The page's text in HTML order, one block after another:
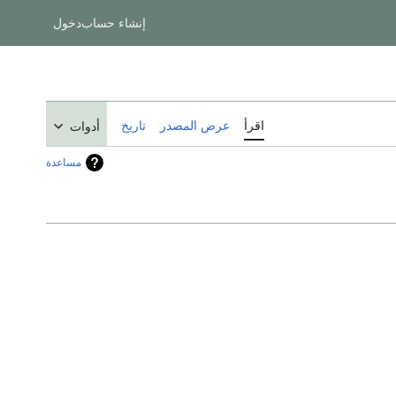
إنشاء حسابدخول
اقرأ عرض المصدر تاريخ أدوات
مساعدة